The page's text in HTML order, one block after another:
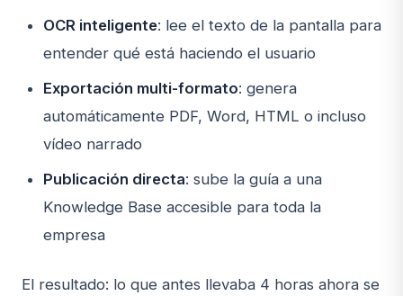
OCR inteligente: lee el texto de la pantalla para
entender qué está haciendo el usuario
Exportación multi-formato: genera
automáticamente PDF, Word, HTML o incluso
vídeo narrado
Publicación directa: sube la guía a una
Knowledge Base accesible para toda la
empresa
El resultado: lo que antes llevaba 4 horas ahora se